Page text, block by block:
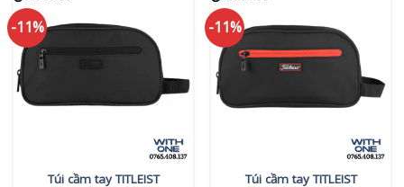
-11%
Túi cầm tay TITLEIST
-11%
Túi cầm tay TITLEIST